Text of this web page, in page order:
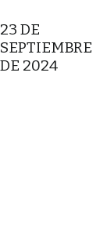
23 DE
SEPTIEMBRE
DE 2024